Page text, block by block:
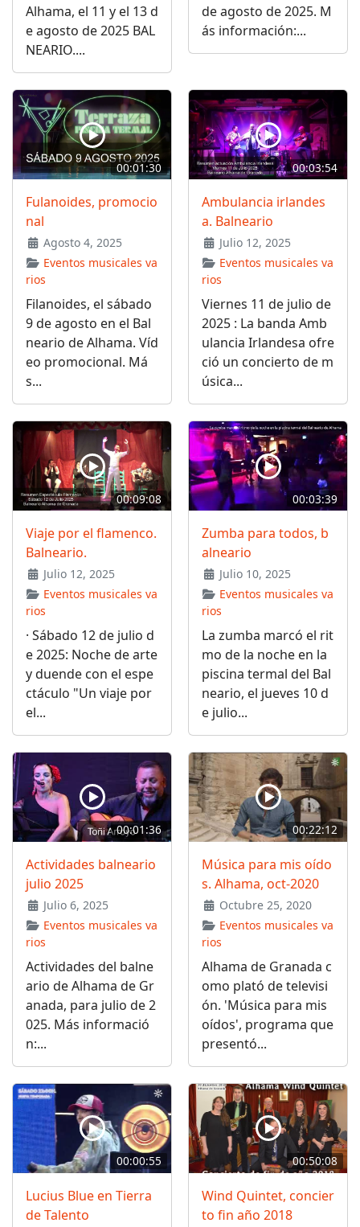
Alhama, el 11 y el 13 d
e agosto de 2025 BAL
NEARIO....
de agosto de 2025. M
ás información:...
00:01:30
Fulanoides, promocio
nal
Agosto 4, 2025
Eventos musicales va
rios
Filanoides, el sábado
9 de agosto en el Bal
neario de Alhama. Víd
eo promocional. Má
s...
00:03:54
Ambulancia irlandes
a. Balneario
Julio 12, 2025
Eventos musicales va
rios
Viernes 11 de julio de
2025 : La banda Amb
ulancia Irlandesa ofre
ció un concierto de m
úsica...
00:09:08
Viaje por el flamenco.
Balneario.
Julio 12, 2025
Eventos musicales va
rios
· Sábado 12 de julio d
e 2025: Noche de arte
y duende con el espe
ctáculo "Un viaje por
el...
00:03:39
Zumba para todos, b
alneario
Julio 10, 2025
Eventos musicales va
rios
La zumba marcó el rit
mo de la noche en la
piscina termal del Bal
neario, el jueves 10 d
e julio...
00:01:36
Actividades balneario
julio 2025
Julio 6, 2025
Eventos musicales va
rios
Actividades del balne
ario de Alhama de Gr
anada, para julio de 2
025. Más informació
n:...
00:22:12
Música para mis oído
s. Alhama, oct-2020
Octubre 25, 2020
Eventos musicales va
rios
Alhama de Granada c
omo plató de televisi
ón. 'Música para mis
oídos', programa que
presentó...
00:00:55
Lucius Blue en Tierra
de Talento
00:50:08
Wind Quintet, concier
to fin año 2018